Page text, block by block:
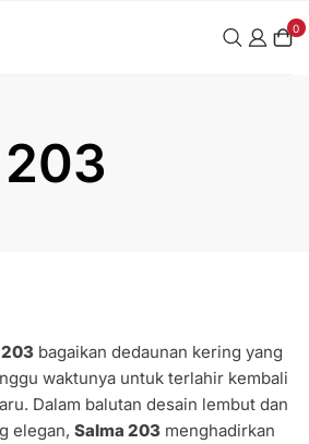
0
bagaikan dedaunan kering yang
waktunya untuk terlahir kembali
Dalam balutan desain lembut dan
elegan, Salma 203 menghadirkan